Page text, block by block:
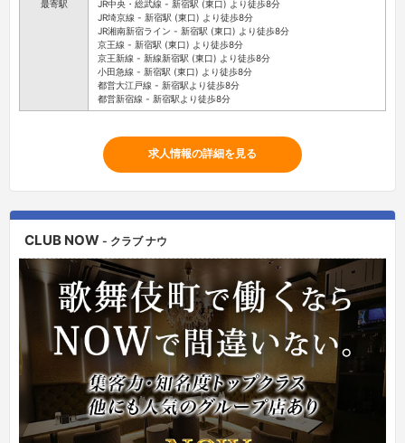
最寄駅
JR中央・総武線 - 新宿駅 (東口) より徒歩8分
JR埼京線 - 新宿駅 (東口) より徒歩8分
JR湘南新宿ライン - 新宿駅 (東口) より徒歩8分
京王線 - 新宿駅 (東口) より徒歩8分
京王新線 - 新線新宿駅 (東口) より徒歩8分
小田急線 - 新宿駅 (東口) より徒歩8分
都営大江戸線 - 新宿駅より徒歩8分
都営新宿線 - 新宿駅より徒歩8分
求人情報の詳細を見る
CLUB NOW - クラブ ナウ